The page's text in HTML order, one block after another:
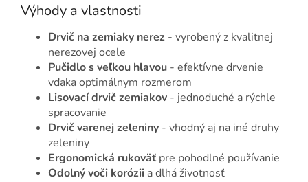
Výhody a vlastnosti
Drvič na zemiaky nerez - vyrobený z kvalitnej
nerezovej ocele
Pučidlo s veľkou hlavou - efektívne drvenie
vďaka optimálnym rozmerom
Lisovací drvič zemiakov - jednoduché a rýchle
spracovanie
Drvič varenej zeleniny - vhodný aj na iné druhy
zeleniny
Ergonomická rukoväť pre pohodlné používanie
Odolný voči korózii a dlhá životnosť